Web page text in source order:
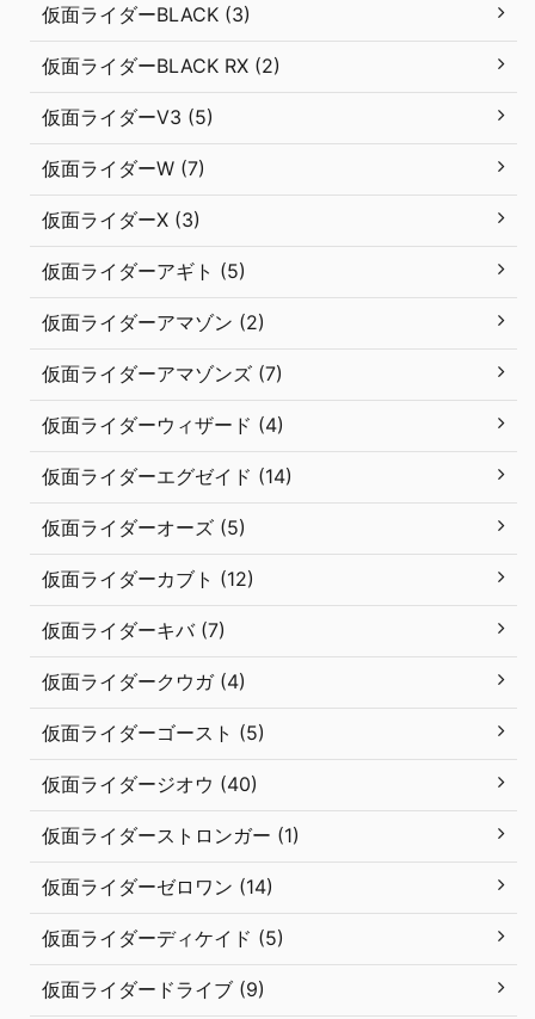
仮面ライダーBLACK (3)
仮面ライダーBLACK RX (2)
仮面ライダーV3 (5)
仮面ライダーW (7)
仮面ライダーX (3)
仮面ライダーアギト (5)
仮面ライダーアマゾン (2)
仮面ライダーアマゾンズ (7)
仮面ライダーウィザード (4)
仮面ライダーエグゼイド (14)
仮面ライダーオーズ (5)
仮面ライダーカブト (12)
仮面ライダーキバ (7)
仮面ライダークウガ (4)
仮面ライダーゴースト (5)
仮面ライダージオウ (40)
仮面ライダーストロンガー (1)
仮面ライダーゼロワン (14)
仮面ライダーディケイド (5)
仮面ライダードライブ (9)